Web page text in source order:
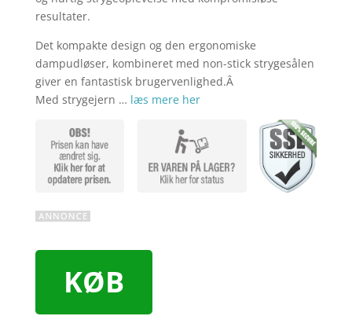
resultater.
Det kompakte design og den ergonomiske
dampudløser, kombineret med non-stick strygesålen
giver en fantastisk brugervenlighed.Â
Med strygejern … læs mere her
KØB